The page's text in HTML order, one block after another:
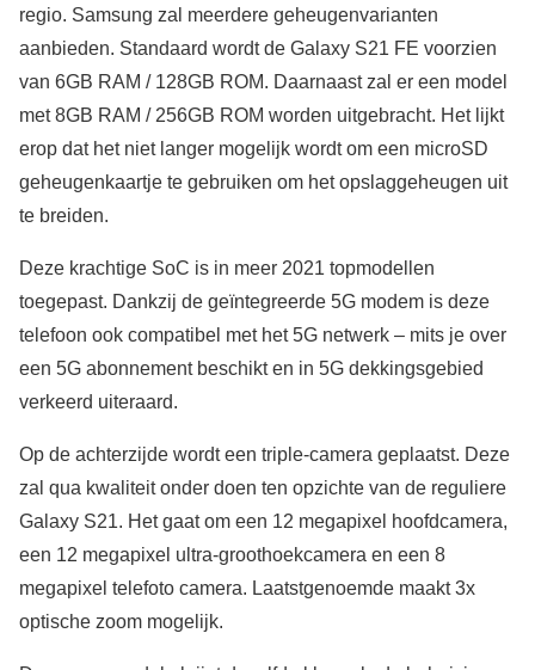
regio. Samsung zal meerdere geheugenvarianten
aanbieden. Standaard wordt de Galaxy S21 FE voorzien
van 6GB RAM / 128GB ROM. Daarnaast zal er een model
met 8GB RAM / 256GB ROM worden uitgebracht. Het lijkt
erop dat het niet langer mogelijk wordt om een microSD
geheugenkaartje te gebruiken om het opslaggeheugen uit
te breiden.
Deze krachtige SoC is in meer 2021 topmodellen
toegepast. Dankzij de geïntegreerde 5G modem is deze
telefoon ook compatibel met het 5G netwerk – mits je over
een 5G abonnement beschikt en in 5G dekkingsgebied
verkeerd uiteraard.
Op de achterzijde wordt een triple-camera geplaatst. Deze
zal qua kwaliteit onder doen ten opzichte van de reguliere
Galaxy S21. Het gaat om een 12 megapixel hoofdcamera,
een 12 megapixel ultra-groothoekcamera en een 8
megapixel telefoto camera. Laatstgenoemde maakt 3x
optische zoom mogelijk.